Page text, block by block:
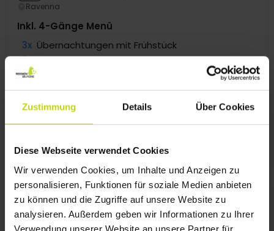
Zustimmung Details Über Cookies
Diese Webseite verwendet Cookies
Wir verwenden Cookies, um Inhalte und Anzeigen zu
personalisieren, Funktionen für soziale Medien anbieten
zu können und die Zugriffe auf unsere Website zu
analysieren. Außerdem geben wir Informationen zu Ihrer
Verwendung unserer Website an unsere Partner für
Ravenna
Inkl. 4-Gänge Menü
3x Übernachtungen mit Frühstück
3x 4-Gänge Menü
1x
3x Strandservice (Sonnenschirm + Liege)
∞ Gratis Nutzung der Schwimmbäder
Alles sehen, was enthalten ist
Aug p. P.
Gesamt 1330,-
Sep 479,-
Gesamt 958,-
Mehr anzeigen
SUPER PREIS!